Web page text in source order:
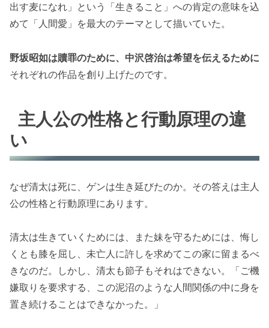
出す麦になれ」という「生きること」への肯定の意味を込
めて「人間愛」を最大のテーマとして描いていた。
野坂昭如は贖罪のために、中沢啓治は希望を伝えるために
それぞれの作品を創り上げたのです。
主人公の性格と行動原理の違
い
なぜ清太は死に、ゲンは生き延びたのか。その答えは主人
公の性格と行動原理にあります。
清太は生きていくためには、また妹を守るためには、悔し
くとも膝を屈し、未亡人に許しを求めてこの家に留まるべ
きなのだ。しかし、清太も節子もそれはできない。「ご機
嫌取りを要求する、この泥沼のような人間関係の中に身を
置き続けることはできなかった。」